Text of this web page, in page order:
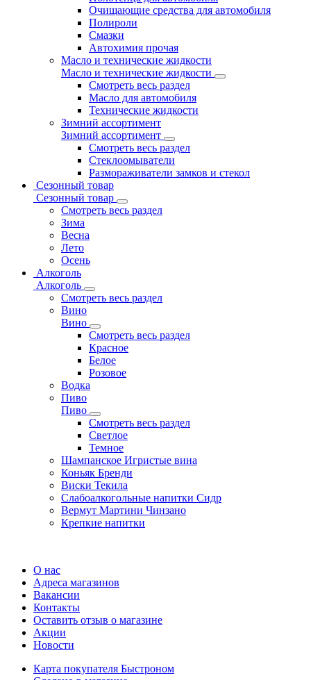
Очищающие средства для автомобиля
Полироли
Смазки
Автохимия прочая
Масло и технические жидкости
Масло и технические жидкости
Смотреть весь раздел
Масло для автомобиля
Технические жидкости
Зимний ассортимент
Зимний ассортимент
Смотреть весь раздел
Стеклоомыватели
Размораживатели замков и стекол
Сезонный товар
Сезонный товар
Смотреть весь раздел
Зима
Весна
Лето
Осень
Алкоголь
Алкоголь
Смотреть весь раздел
Вино
Вино
Смотреть весь раздел
Красное
Белое
Розовое
Водка
Пиво
Пиво
Смотреть весь раздел
Cветлое
Темное
Шампанское Игристые вина
Коньяк Бренди
Виски Текила
Слабоалкогольные напитки Сидр
Вермут Мартини Чинзано
Крепкие напитки
О нас
Адреса магазинов
Вакансии
Контакты
Оставить отзыв о магазине
Акции
Новости
Карта покупателя Быстроном